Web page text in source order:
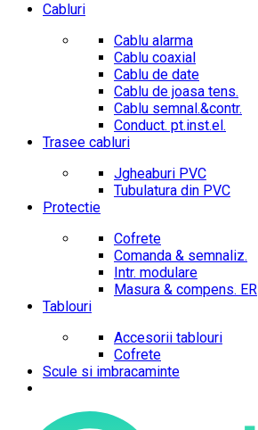
Cabluri
Cablu alarma
Cablu coaxial
Cablu de date
Cablu de joasa tens.
Cablu semnal.&contr.
Conduct. pt.inst.el.
Trasee cabluri
Jgheaburi PVC
Tubulatura din PVC
Protectie
Cofrete
Comanda & semnaliz.
Intr. modulare
Masura & compens. ER
Tablouri
Accesorii tablouri
Cofrete
Scule si imbracaminte